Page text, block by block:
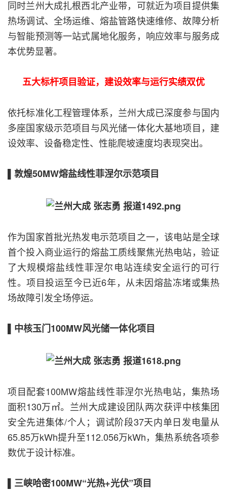
同时兰州大成扎根西北产业带，可就近为项目提供集
热场调试、全场运维、熔盐管路快速维修、故障分析
与智能预测等一站式属地化服务，响应效率与服务成
本优势显著。
五大标杆项目验证，建设效率与运行实绩双优
依托标准化工程管理体系，兰州大成已深度参与国内
多座国家级示范项目与风光储一体化大基地项目，建
设效率、设备稳定性、性能爬坡速度均表现突出。
▌敦煌50MW熔盐线性菲涅尔示范项目
作为国家首批光热发电示范项目之一，该电站是全球
首个投入商业运行的熔盐工质线聚焦光热电站，验证
了大规模熔盐线性菲涅尔电站连续安全运行的可行
性。项目投运至今已近6年，从未因熔盐冻堵或集热
场故障引发全场停运。
▌中核玉门100MW风光储一体化项目
项目配套100MW熔盐线性菲涅尔光热电站，集热场
面积130万㎡。兰州大成建设团队两次获评中核集团
安全先进集体/个人；调试阶段37天内单日发电量从
65.85万kWh提升至112.056万kWh，集热系统各项参
数优于设计标准。
▌三峡哈密100MW“光热+光伏”项目